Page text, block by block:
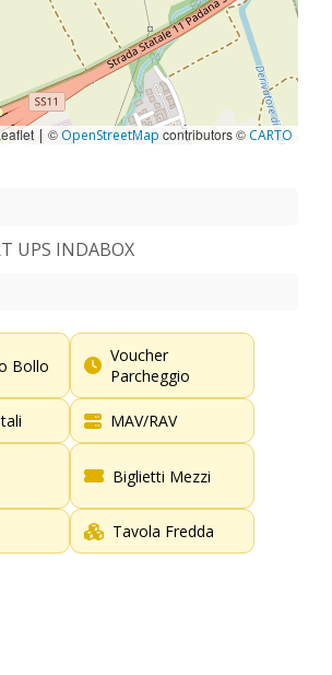
| © OpenStreetMap contributors © CARTO
UPS INDABOX
Bollo
Voucher
Parcheggio
MAV/RAV
Biglietti Mezzi
Tavola Fredda